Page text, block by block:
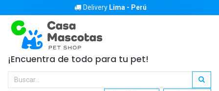
Delivery Lima - Perú
¡Encuentra de todo para tu pet!